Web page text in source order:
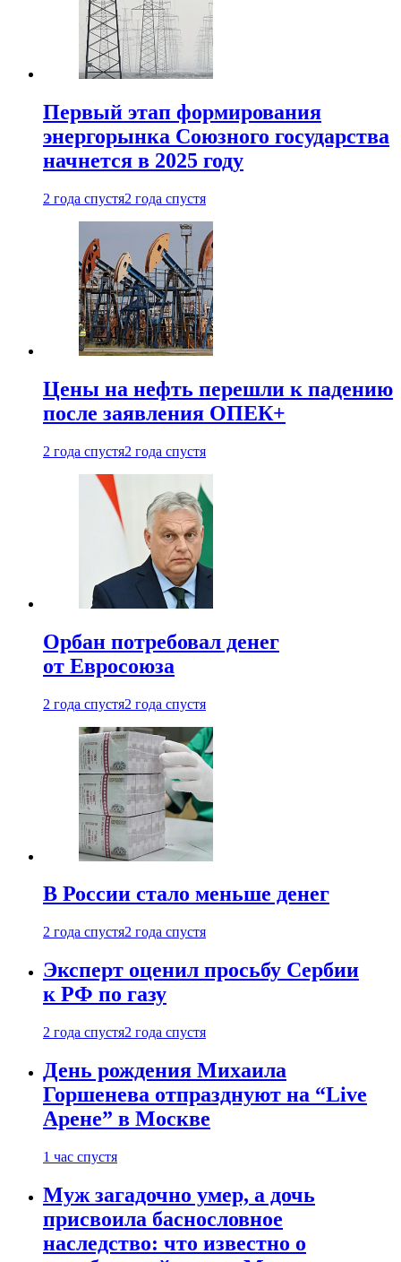
Первый этап формирования
энергорынка Союзного государства
начнется в 2025 году
2 года спустя2 года спустя
Цены на нефть перешли к падению
после заявления ОПЕК+
2 года спустя2 года спустя
Орбан потребовал денег
от Евросоюза
2 года спустя2 года спустя
В России стало меньше денег
2 года спустя2 года спустя
Эксперт оценил просьбу Сербии
к РФ по газу
2 года спустя2 года спустя
День рождения Михаила
Горшенева отпразднуют на “Live
Арене” в Москве
1 час спустя
Муж загадочно умер, а дочь
присвоила баснословное
наследство: что известно о